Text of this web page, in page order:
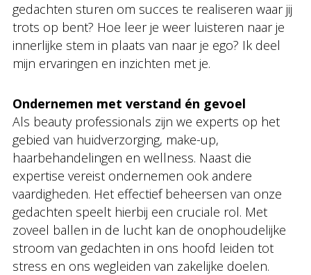
gedachten sturen om succes te realiseren waar jij
trots op bent? Hoe leer je weer luisteren naar je
innerlijke stem in plaats van naar je ego? Ik deel
mijn ervaringen en inzichten met je.
Ondernemen met verstand én gevoel
Als beauty professionals zijn we experts op het
gebied van huidverzorging, make-up,
haarbehandelingen en wellness. Naast die
expertise vereist ondernemen ook andere
vaardigheden. Het effectief beheersen van onze
gedachten speelt hierbij een cruciale rol. Met
zoveel ballen in de lucht kan de onophoudelijke
stroom van gedachten in ons hoofd leiden tot
stress en ons wegleiden van zakelijke doelen.